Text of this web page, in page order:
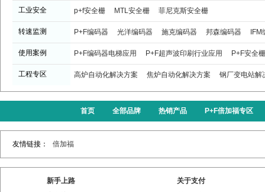
工业安全 p+f安全栅 MTL安全栅 菲尼克斯安全栅
转速监测 P+F编码器 光洋编码器 施克编码器 邦森编码器 IFM
使用案例 P+F编码器电梯应用 P+F超声波印刷行业应用 P+F安全
工程专区 高炉自动化解决方案 焦炉自动化解决方案 钢厂变电站解
首页 全部品牌 热销产品 P+F倍加福专区
友情链接： 倍加福
新手上路
关于支付